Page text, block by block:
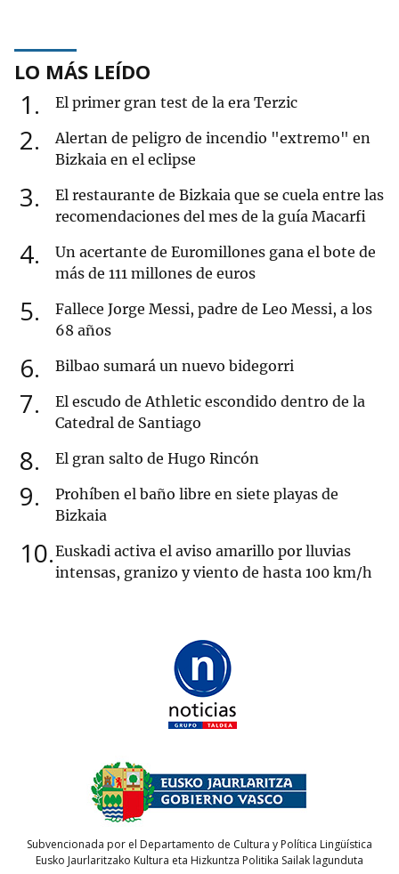
LO MÁS LEÍDO
1 El primer gran test de la era Terzic
2
Alertan de peligro de incendio "extremo" en
Bizkaia en el eclipse
3
El restaurante de Bizkaia que se cuela entre las
recomendaciones del mes de la guía Macarfi
4
Un acertante de Euromillones gana el bote de
más de 111 millones de euros
5
Fallece Jorge Messi, padre de Leo Messi, a los
68 años
6 Bilbao sumará un nuevo bidegorri
7
El escudo de Athletic escondido dentro de la
Catedral de Santiago
8 El gran salto de Hugo Rincón
9
Prohíben el baño libre en siete playas de
Bizkaia
10 Euskadi activa el aviso amarillo por lluvias
intensas, granizo y viento de hasta 100 km/h
Subvencionada por el Departamento de Cultura y Política Lingüística
Eusko Jaurlaritzako Kultura eta Hizkuntza Politika Sailak lagunduta